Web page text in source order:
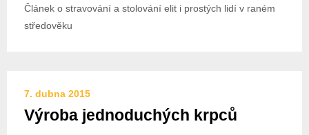
Článek o stravování a stolování elit i prostých lidí v raném
středověku
7. dubna 2015
Výroba jednoduchých krpců